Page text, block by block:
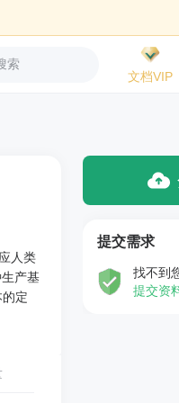
索
文档VIP
人类
产基
定
提交需求
找不到
提交资